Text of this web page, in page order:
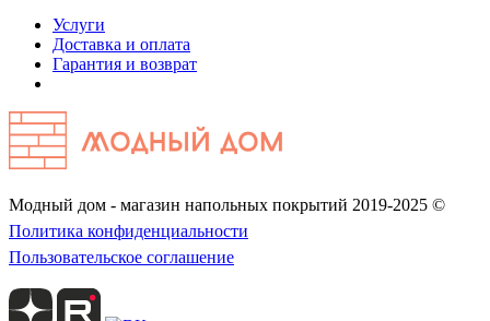
Услуги
Доставка и оплата
Гарантия и возврат
Модный дом - магазин напольных покрытий 2019-2025 ©
Политика конфиденциальности
Пользовательское соглашение